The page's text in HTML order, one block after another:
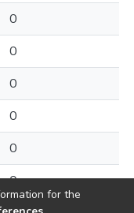
0
0
0
0
0
0
for the